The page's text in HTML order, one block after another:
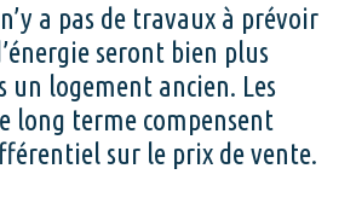
a pas de travaux à prévoir
seront bien plus
un logement ancien. Les
long terme compensent
sur le prix de vente.